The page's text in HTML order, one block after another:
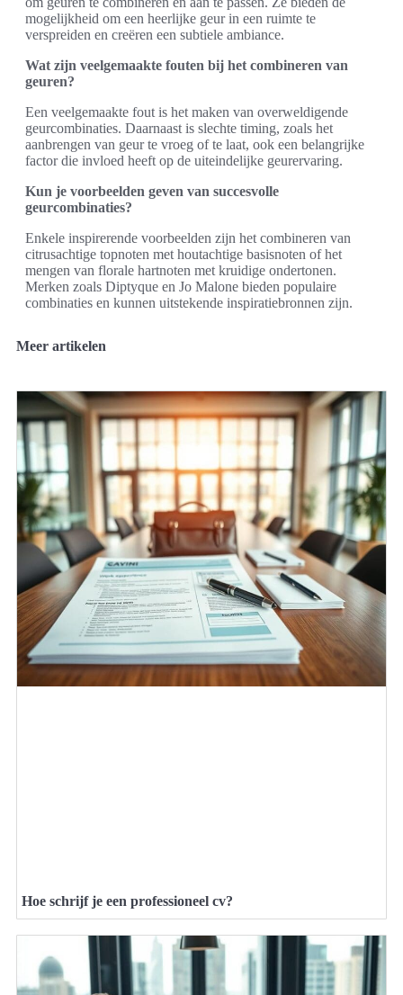
mogelijkheid om een heerlijke geur in een ruimte te
verspreiden en creëren een subtiele ambiance.
Wat zijn veelgemaakte fouten bij het combineren van
geuren?
Een veelgemaakte fout is het maken van overweldigende
geurcombinaties. Daarnaast is slechte timing, zoals het
aanbrengen van geur te vroeg of te laat, ook een belangrijke
factor die invloed heeft op de uiteindelijke geurervaring.
Kun je voorbeelden geven van succesvolle
geurcombinaties?
Enkele inspirerende voorbeelden zijn het combineren van
citrusachtige topnoten met houtachtige basisnoten of het
mengen van florale hartnoten met kruidige ondertonen.
Merken zoals Diptyque en Jo Malone bieden populaire
combinaties en kunnen uitstekende inspiratiebronnen zijn.
Meer artikelen
Hoe schrijf je een professioneel cv?